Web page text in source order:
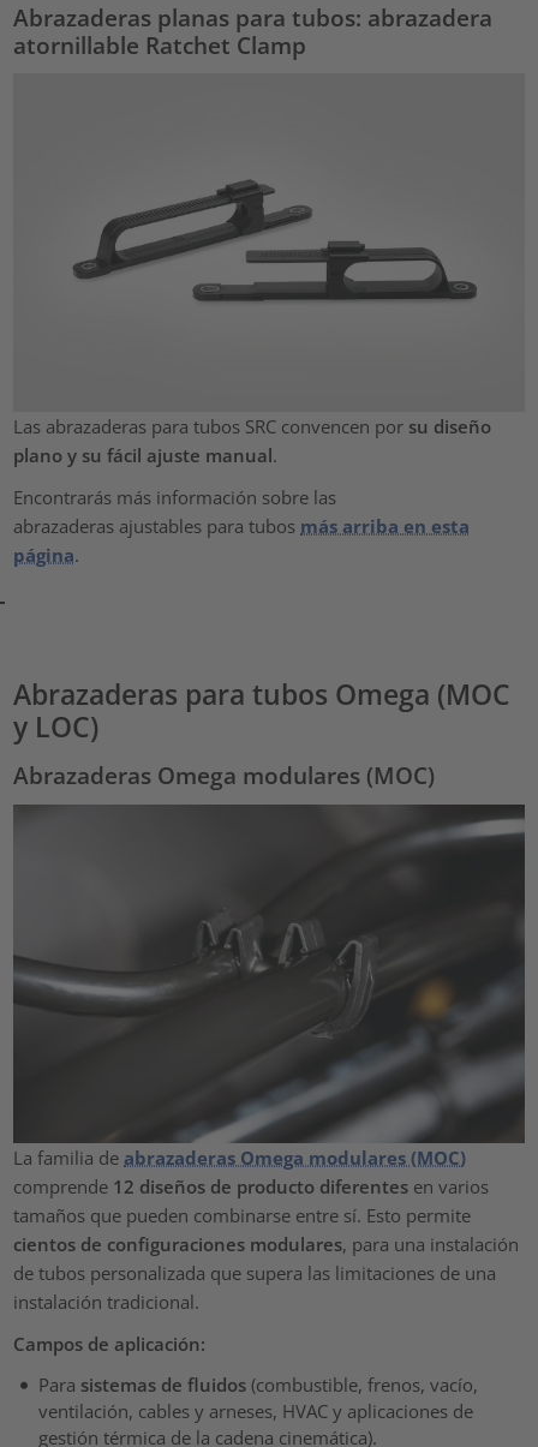
Abrazaderas planas para tubos: abrazadera
atornillable Ratchet Clamp
Las abrazaderas para tubos SRC convencen por su diseño
plano y su fácil ajuste manual.
Encontrarás más información sobre las
abrazaderas ajustables para tubos más arriba en esta
página.
Abrazaderas para tubos Omega (MOC
y LOC)
Abrazaderas Omega modulares (MOC)
La familia de abrazaderas Omega modulares (MOC)
comprende 12 diseños de producto diferentes en varios
tamaños que pueden combinarse entre sí. Esto permite
cientos de configuraciones modulares, para una instalación
de tubos personalizada que supera las limitaciones de una
instalación tradicional.
Campos de aplicación:
Para sistemas de fluidos(combustible, frenos, vacío,
ventilación, cables y arneses, HVAC y aplicaciones de
gestión térmica de la cadena cinemática).